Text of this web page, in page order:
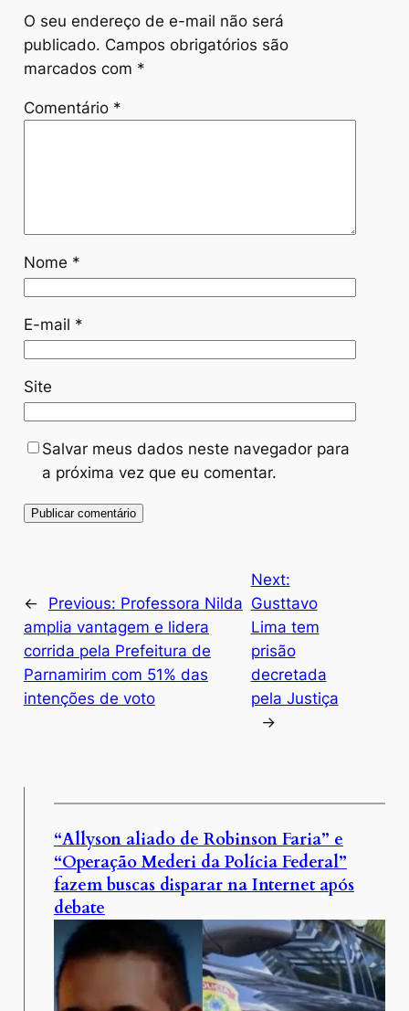
O seu endereço de e-mail não será
publicado. Campos obrigatórios são
marcados com *
Comentário *
Nome *
E-mail *
Site
Salvar meus dados neste navegador para
a próxima vez que eu comentar.
← Previous: Professora Nilda
amplia vantagem e lidera
corrida pela Prefeitura de
Parnamirim com 51% das
intenções de voto
Next:
Gusttavo
Lima tem
prisão
decretada
pela Justiça
→
“Allyson aliado de Robinson Faria” e
“Operação Mederi da Polícia Federal”
fazem buscas disparar na Internet após
debate